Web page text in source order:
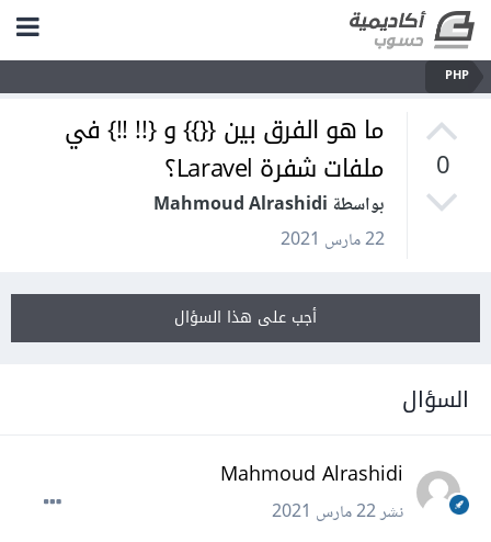
PHP
0
ما هو الفرق بين {{}} و {!! !!} في
ملفات شفرة Laravel؟
بواسطة Mahmoud Alrashidi
22 مارس 2021
أجب على هذا السؤال
السؤال
Mahmoud Alrashidi
نشر22 مارس 2021